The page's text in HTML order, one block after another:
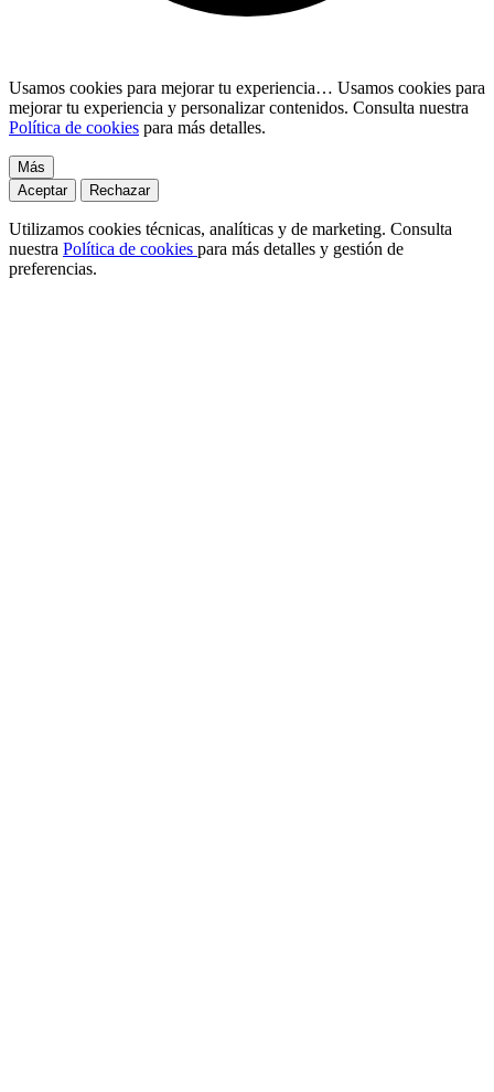
Usamos cookies para mejorar tu experiencia… Usamos cookies para
mejorar tu experiencia y personalizar contenidos. Consulta nuestra
Política de cookies para más detalles.
Más
Aceptar
Rechazar
Utilizamos cookies técnicas, analíticas y de marketing. Consulta
nuestra Política de cookies para más detalles y gestión de
preferencias.